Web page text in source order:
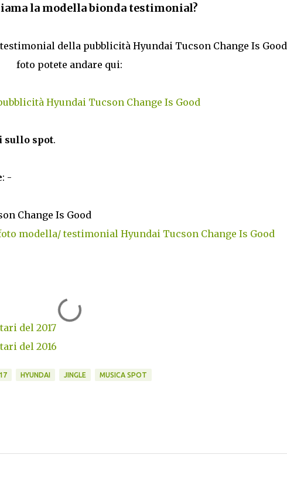
la modella bionda testimonial?
della pubblicità Hyundai Tucson Change Is
foto potete andare qui:
Hyundai Tucson Change Is Good
sullo spot.
: -
Change Is Good
modella/ testimonial Hyundai Tucson Change Is Good
del 2017
del 2016
HYUNDAI JINGLE MUSICA SPOT